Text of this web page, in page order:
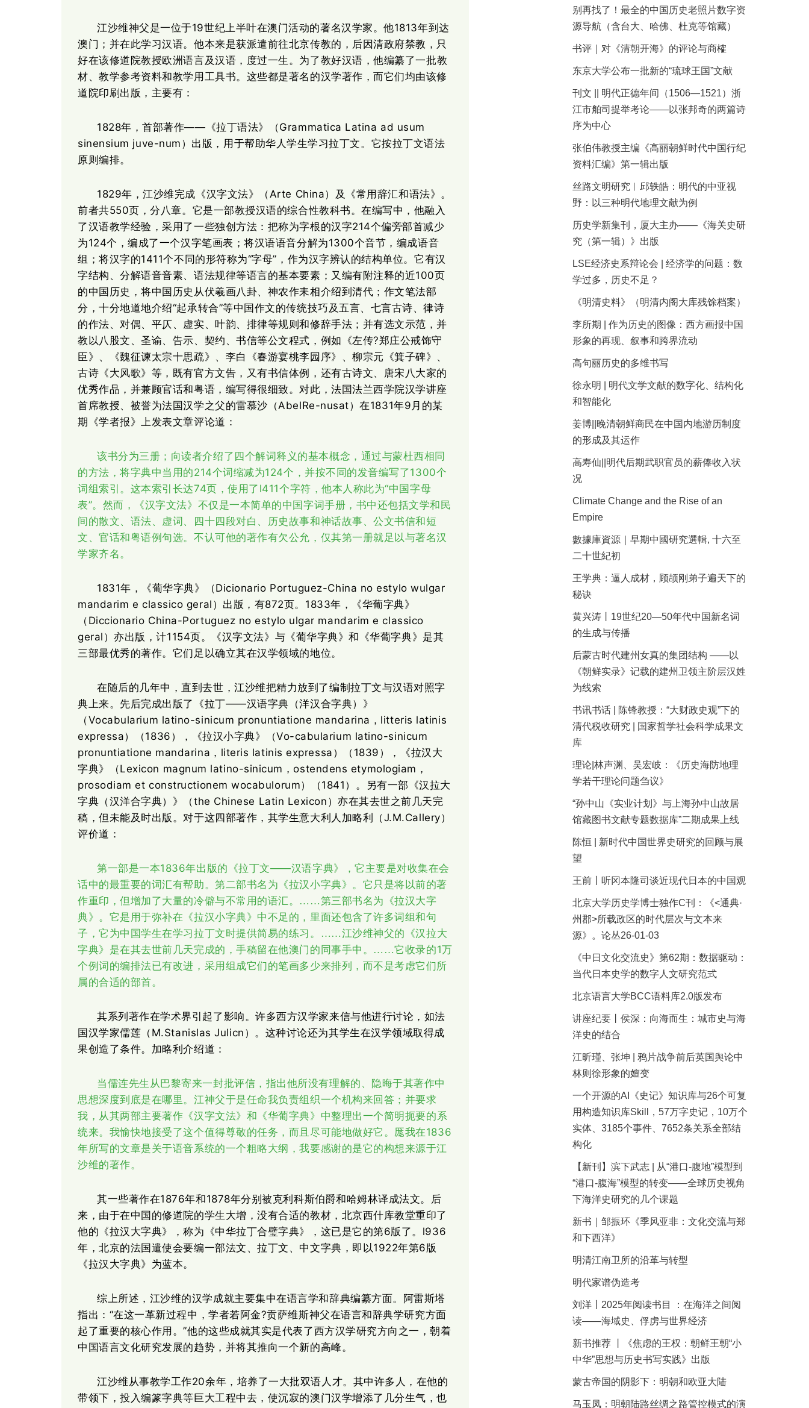
江沙维神父是一位于19世纪上半叶在澳门活动的著名汉学家。他1813年到达
澳门；并在此学习汉语。他本来是获派遣前往北京传教的，后因清政府禁教，只
好在该修道院教授欧洲语言及汉语，度过一生。为了教好汉语，他编纂了一批教
材、教学参考资料和教学用工具书。这些都是著名的汉学著作，而它们均由该修
道院印刷出版，主要有：
1828年，首部著作——《拉丁语法》（Grammatica Latina ad usum
sinensium juve-num）出版，用于帮助华人学生学习拉丁文。它按拉丁文语法
原则编排。
1829年，江沙维完成《汉字文法》（Arte China）及《常用辞汇和语法》。
前者共550页，分八章。它是一部教授汉语的综合性教科书。在编写中，他融入
了汉语教学经验，采用了一些独创方法：把称为字根的汉字214个偏旁部首减少
为124个，编成了一个汉字笔画表；将汉语语音分解为1300个音节，编成语音
组；将汉字的1411个不同的形符称为“字母”，作为汉字辨认的结构单位。它有汉
字结构、分解语音音素、语法规律等语言的基本要素；又编有附注释的近100页
的中国历史，将中国历史从伏羲画八卦、神农作耒相介绍到清代；作文笔法部
分，十分地道地介绍“起承转合”等中国作文的传统技巧及五言、七言古诗、律诗
的作法、对偶、平仄、虚实、叶韵、排律等规则和修辞手法；并有选文示范，并
教以八股文、圣谕、告示、契约、书信等公文程式，例如《左传?郑庄公戒饰守
臣》、《魏征谏太宗十思疏》、李白《春游宴桃李园序》、柳宗元《箕子碑》、
古诗《大风歌》等，既有官方文告，又有书信体例，还有古诗文、唐宋八大家的
优秀作品，并兼顾官话和粤语，编写得很细致。对此，法国法兰西学院汉学讲座
首席教授、被誉为法国汉学之父的雷慕沙（AbelRe-nusat）在1831年9月的某
期《学者报》上发表文章评论道：
该书分为三册；向读者介绍了四个解词释义的基本概念，通过与蒙杜西相同
的方法，将字典中当用的214个词缩减为124个，并按不同的发音编写了1300个
词组索引。这本索引长达74页，使用了l411个字符，他本人称此为“中国字母
表”。然而，《汉字文法》不仅是一本简单的中国字词手册，书中还包括文学和民
间的散文、语法、虚词、四十四段对白、历史故事和神话故事、公文书信和短
文、官话和粤语例句选。不认可他的著作有欠公允，仅其第一册就足以与著名汉
学家齐名。
1831年，《葡华字典》（Dicionario Portuguez-China no estylo wulgar
mandarim e classico geral）出版，有872页。1833年，《华葡字典》
（Diccionario China-Portuguez no estylo ulgar mandarim e classico
geral）亦出版，计1154页。《汉字文法》与《葡华字典》和《华葡字典》是其
三部最优秀的著作。它们足以确立其在汉学领域的地位。
在随后的几年中，直到去世，江沙维把精力放到了编制拉丁文与汉语对照字
典上来。先后完成出版了《拉丁——汉语字典（洋汉合字典）》
（Vocabularium latino-sinicum pronuntiatione mandarina，litteris latinis
expressa）（1836），《拉汉小字典》（Vo-cabularium latino-sinicum
pronuntiatione mandarina，literis latinis expressa）（1839），《拉汉大
字典》（Lexicon magnum latino-sinicum，ostendens etymologiam，
prosodiam et constructionem wocabulorum）（1841）。另有一部《汉拉大
字典（汉洋合字典）》（the Chinese Latin Lexicon）亦在其去世之前几天完
稿，但未能及时出版。对于这四部著作，其学生意大利人加略利（J.M.Callery）
评价道：
第一部是一本1836年出版的《拉丁文——汉语字典》，它主要是对收集在会
话中的最重要的词汇有帮助。第二部书名为《拉汉小字典》。它只是将以前的著
作重印，但增加了大量的冷僻与不常用的语汇。
……第三部书名为《拉汉大字
典》。它是用于弥补在《拉汉小字典》中不足的，里面还包含了许多词组和句
子，它为中国学生在学习拉丁文时提供简易的练习。
……江沙维神父的《汉拉大
字典》是在其去世前几天完成的，手稿留在他澳门的同事手中。
……它收录的1万
个例词的编排法已有改进，采用组成它们的笔画多少来排列，而不是考虑它们所
属的合适的部首。
其系列著作在学术界引起了影响。许多西方汉学家来信与他进行讨论，如法
国汉学家儒莲（ M.Stanislas Julicn）。这种讨论还为其学生在汉学领域取得成
果创造了条件。加略利介绍道：
当儒连先生从巴黎寄来一封批评信，指出他所没有理解的、隐晦于其著作中
思想深度到底是在哪里。江神父于是任命我负责组织一个机构来回答；并要求
我，从其两部主要著作《汉字文法》和《华葡字典》中整理出一个简明扼要的系
统来。我愉快地接受了这个值得尊敬的任务，而且尽可能地做好它。厖我在1836
年所写的文章是关于语音系统的一个粗略大纲，我要感谢的是它的构想来源于江
沙维的著作。
其一些著作在1876年和1878年分别被克利科斯伯爵和哈姆林译成法文。后
来，由于在中国的修道院的学生大增，没有合适的教材，北京西什库教堂重印了
他的《拉汉大字典》，称为《中华拉丁合璧字典》，这已是它的第6版了。l936
年，北京的法国遣使会要编一部法文、拉丁文、中文字典，即以1922年第6版
《拉汉大字典》为蓝本。
综上所述，江沙维的汉学成就主要集中在语言学和辞典编纂方面。阿雷斯塔
指出： “在这一革新过程中，学者若阿金?贡萨维斯神父在语言和辞典学研究方面
起了重要的核心作用。”他的这些成就其实是代表了西方汉学研究方向之一，朝着
中国语言文化研究发展的趋势，并将其推向一个新的高峰。
江沙维从事教学工作20余年，培养了一大批双语人才。其中许多人，在他的
带领下，投入编篆字典等巨大工程中去，使沉寂的澳门汉学增添了几分生气，也
别再找了！最全的中国历史老照片数字资
源导航（含台大、哈佛、杜克等馆藏）
书评｜对《清朝开海》的评论与商榷
东京大学公布一批新的“琉球王国”文献
刊文 || 明代正德年间（1506—1521）浙
江市舶司提举考论——以张邦奇的两篇诗
序为中心
张伯伟教授主编《高丽朝鲜时代中国行纪
资料汇编》第一辑出版
丝路文明研究︱邱轶皓：明代的中亚视
野：以三种明代地理文献为例
历史学新集刊，厦大主办——《海关史研
究（第一辑）》出版
LSE经济史系辩论会 | 经济学的问题：数
学过多，历史不足？
《明清史料》（明清内阁大库残馀档案）
李所期 | 作为历史的图像：西方画报中国
形象的再现、叙事和跨界流动
高句丽历史的多维书写
徐永明 | 明代文学文献的数字化、结构化
和智能化
姜博||晚清朝鲜商民在中国内地游历制度
的形成及其运作
高寿仙||明代后期武职官员的薪俸收入状
况
Climate Change and the Rise of an
Empire
數據庫資源｜早期中國研究選輯, 十六至
二十世紀初
王学典：逼人成材，顾颉刚弟子遍天下的
秘诀
黄兴涛丨19世纪20—50年代中国新名词
的生成与传播
后蒙古时代建州女真的集团结构 ——以
《朝鲜实录》记载的建州卫领主阶层汉姓
为线索
书讯书话 | 陈锋教授：“大财政史观”下的
清代税收研究 | 国家哲学社会科学成果文
库
理论|林声渊、吴宏岐：《历史海防地理
学若干理论问题刍议》
“孙中山《实业计划》与上海孙中山故居
馆藏图书文献专题数据库”二期成果上线
陈恒 | 新时代中国世界史研究的回顾与展
望
王前丨听冈本隆司谈近现代日本的中国观
北京大学历史学博士独作C刊：《<通典·
州郡>所载政区的时代层次与文本来
源》。论丛26-01-03
《中日文化交流史》第62期：数据驱动：
当代日本史学的数字人文研究范式
北京语言大学BCC语料库2.0版发布
讲座纪要丨侯深：向海而生：城市史与海
洋史的结合
江昕瑾、张坤 | 鸦片战争前后英国舆论中
林则徐形象的嬗变
一个开源的AI《史记》知识库与26个可复
用构造知识库Skill，57万字史记，10万个
实体、3185个事件、7652条关系全部结
构化
【新刊】滨下武志 | 从“港口-腹地”模型到
“港口-腹海”模型的转变——全球历史视角
下海洋史研究的几个课题
新书｜邹振环《季风亚非：文化交流与郑
和下西洋》
明清江南卫所的沿革与转型
明代家谱伪造考
刘洋丨2025年阅读书目 ：在海洋之间阅
读——海域史、俘虏与世界经济
新书推荐 丨《焦虑的王权：朝鲜王朝“小
中华”思想与历史书写实践》出版
蒙古帝国的阴影下：明朝和欧亚大陆
马玉凤：明朝陆路丝绸之路管控模式的演